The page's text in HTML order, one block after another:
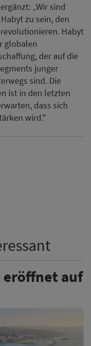
„Wir sind
zu sein, den
Habyt
globalen
der auf die
junger
sind. Die
ist in den letzten
dass sich
wird."
eröffnet auf